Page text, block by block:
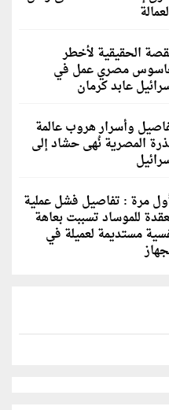
الحقيقية لأخطر
مصري عمل في
عابد كرمان
وأسرار هروب عالمة
المصرية نُهى حشاد إلى
مرة : تفاصيل فشل عملية
للموساد تسببت بعاهة
مستديمة لعميلة في